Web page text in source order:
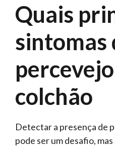
Quais
sintomas
colchão
Detectar a presença de
pode ser um desafio,